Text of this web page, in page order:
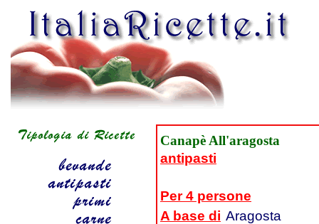
Canapè All'aragosta
antipasti
Per 4 persone
A base di Aragosta